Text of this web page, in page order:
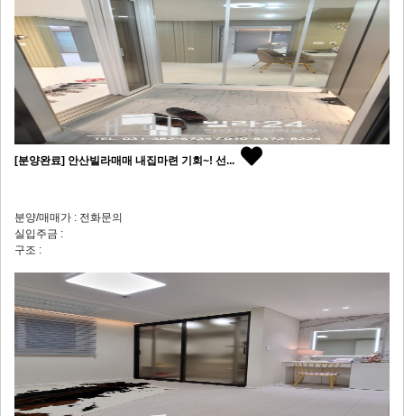
[분양완료] 안산빌라매매 내집마련 기회~! 선...
분양/매매가 : 전화문의
실입주금 :
구조 :